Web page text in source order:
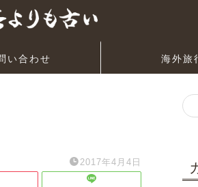
い合わせ 海外旅
2017年4月4日